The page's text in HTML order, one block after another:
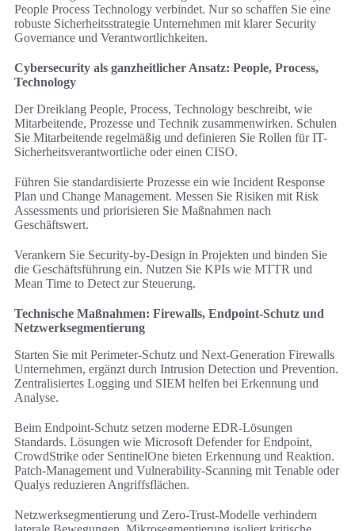
People Process Technology verbindet. Nur so schaffen Sie eine
robuste Sicherheitsstrategie Unternehmen mit klarer Security
Governance und Verantwortlichkeiten.
Cybersecurity als ganzheitlicher Ansatz: People, Process,
Technology
Der Dreiklang People, Process, Technology beschreibt, wie
Mitarbeitende, Prozesse und Technik zusammenwirken. Schulen
Sie Mitarbeitende regelmäßig und definieren Sie Rollen für IT-
Sicherheitsverantwortliche oder einen CISO.
Führen Sie standardisierte Prozesse ein wie Incident Response
Plan und Change Management. Messen Sie Risiken mit Risk
Assessments und priorisieren Sie Maßnahmen nach
Geschäftswert.
Verankern Sie Security-by-Design in Projekten und binden Sie
die Geschäftsführung ein. Nutzen Sie KPIs wie MTTR und
Mean Time to Detect zur Steuerung.
Technische Maßnahmen: Firewalls, Endpoint-Schutz und
Netzwerksegmentierung
Starten Sie mit Perimeter-Schutz und Next-Generation Firewalls
Unternehmen, ergänzt durch Intrusion Detection und Prevention.
Zentralisiertes Logging und SIEM helfen bei Erkennung und
Analyse.
Beim Endpoint-Schutz setzen moderne EDR-Lösungen
Standards. Lösungen wie Microsoft Defender for Endpoint,
CrowdStrike oder SentinelOne bieten Erkennung und Reaktion.
Patch-Management und Vulnerability-Scanning mit Tenable oder
Qualys reduzieren Angriffsflächen.
Netzwerksegmentierung und Zero-Trust-Modelle verhindern